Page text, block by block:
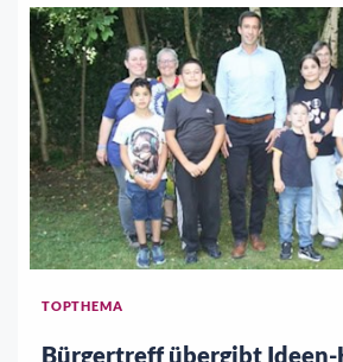
TOPTHEMA
Bürgertreff übergibt